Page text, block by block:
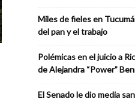
Miles de fieles en
del pan y el trabajo
Polémicas en el juicio a
de Alejandra “Power”
El Senado le dio media